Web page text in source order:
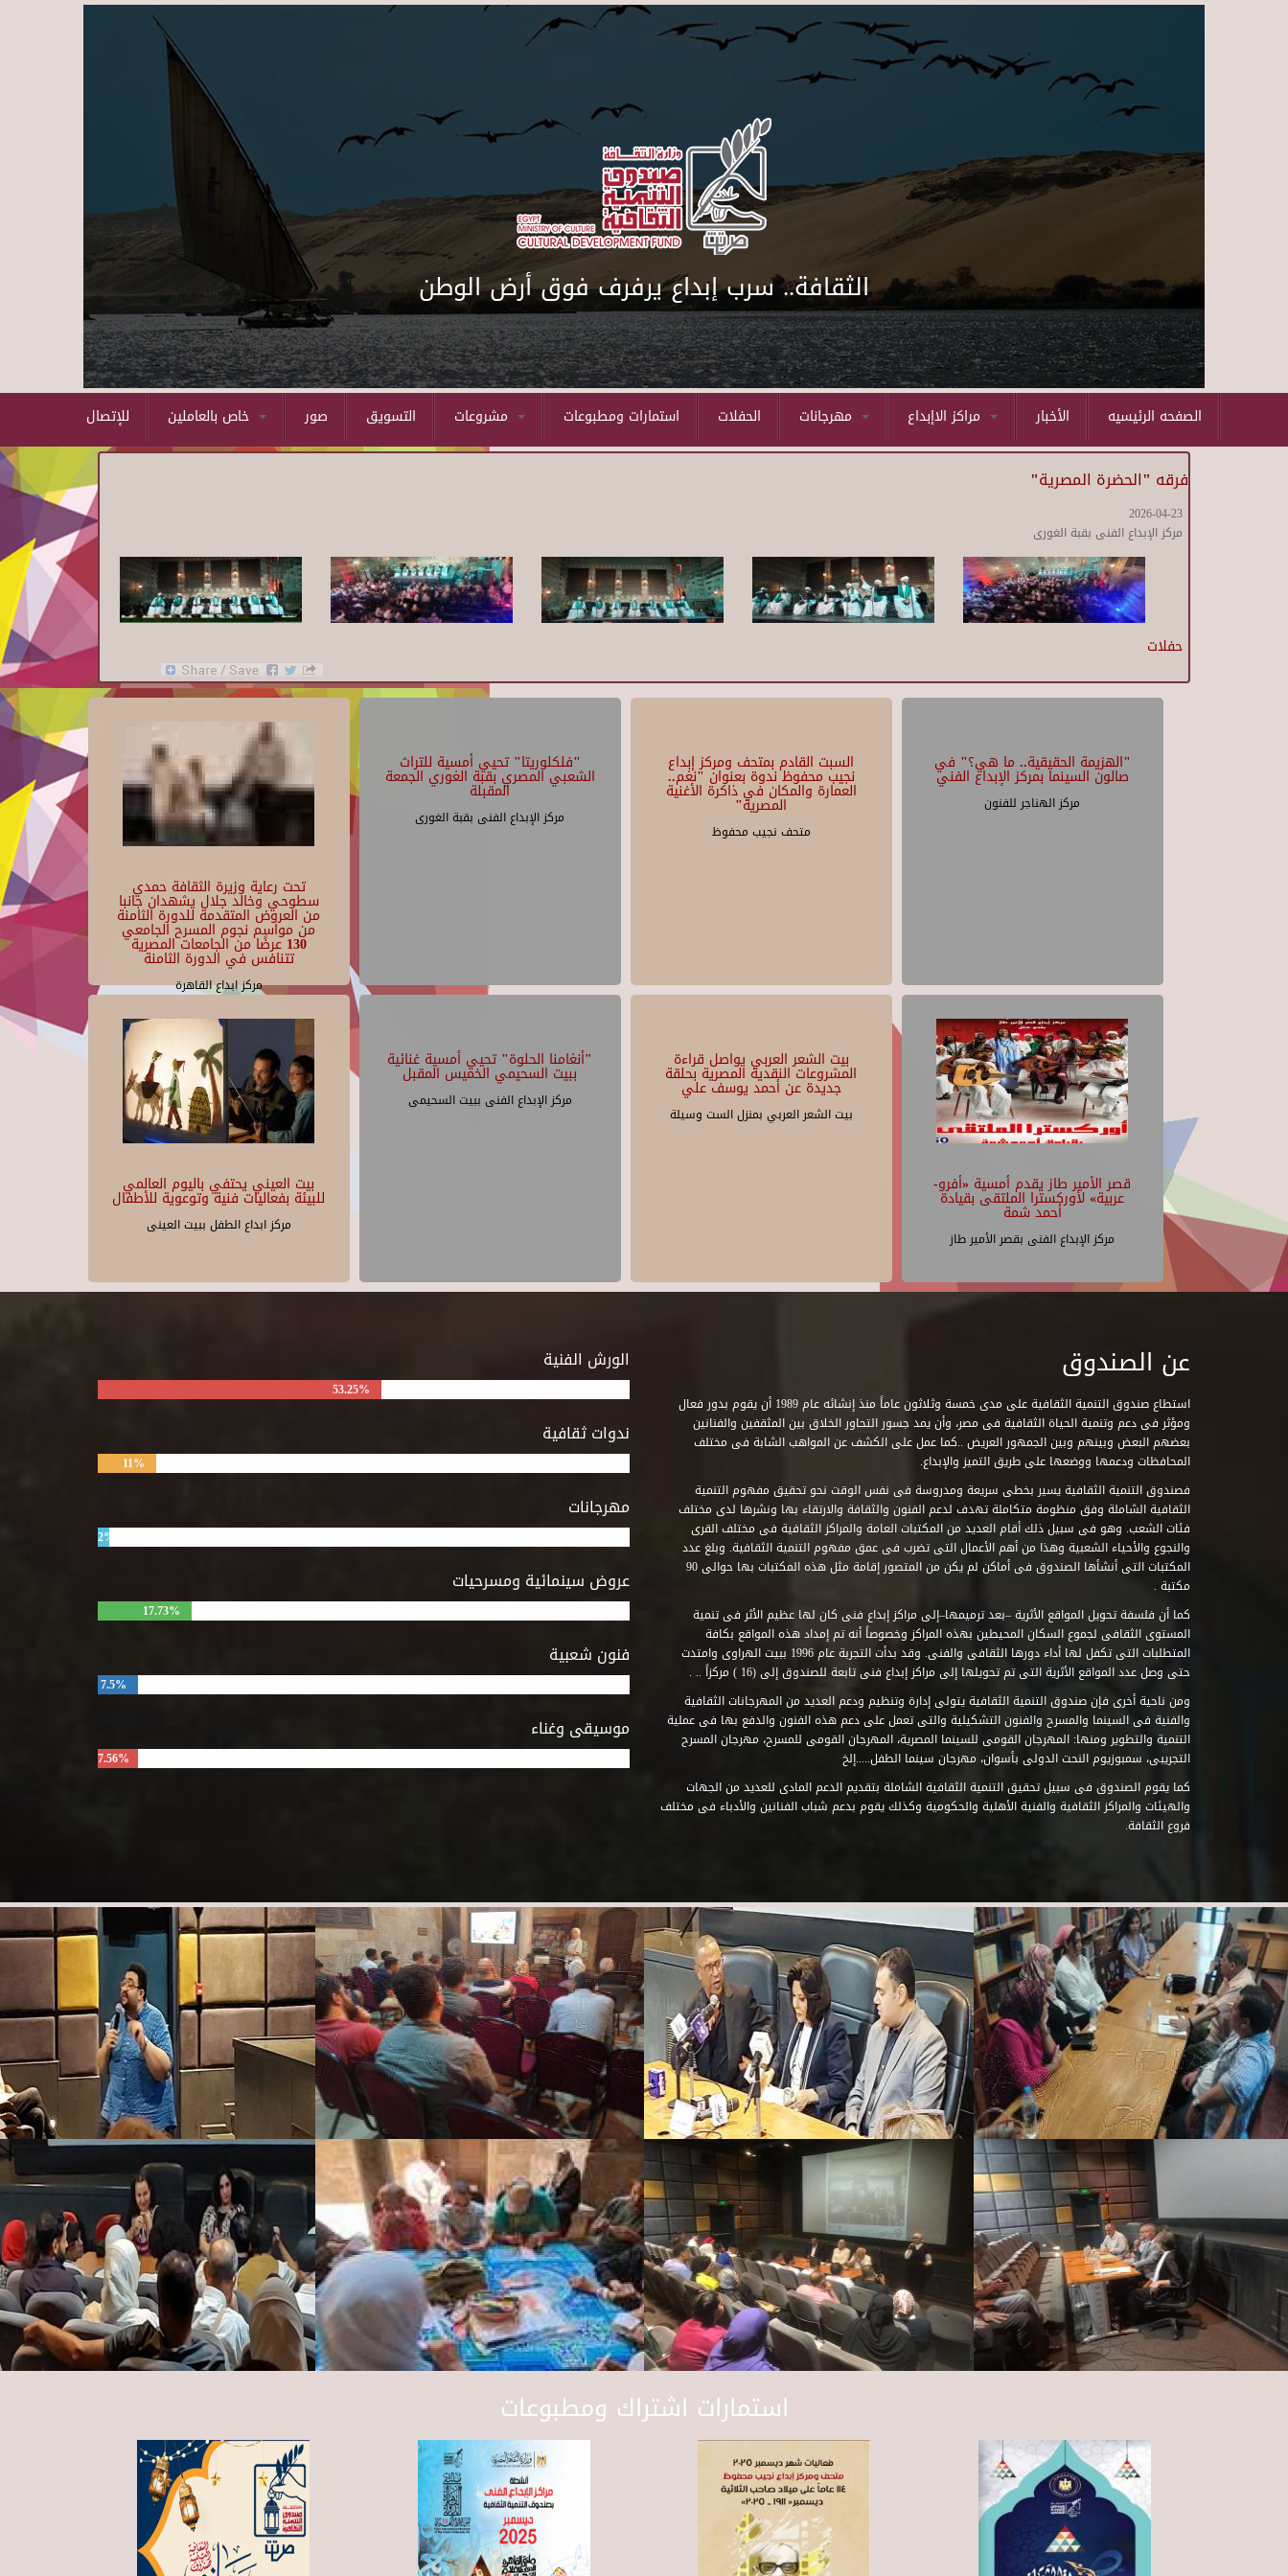
Skip to main content
الثقافة.. سرب إبداع يرفرف فوق أرض الوطن
للإتصال صور التسويق استمارات ومطبوعات الحفلات الأخبار الصفحه الرئيسيه
فرقه "الحضرة المصرية"
2026-04-23
مركز الإبداع الفنى بقبة الغورى
حفلات
تحت رعاية وزيرة الثقافة حمدي
سطوحي وخالد جلال يشهدان جانبا
من العروض المتقدمة للدورة الثامنة
من مواسم نجوم المسرح الجامعي
130 عرضًا من الجامعات المصرية
تتنافس في الدورة الثامنة
مركز ابداع القاهرة
"فلكلوريتا" تحيي أمسية للتراث
الشعبي المصري بقبة الغوري الجمعة
المقبلة
مركز الإبداع الفنى بقبة الغورى
السبت القادم بمتحف ومركز إبداع
نجيب محفوظ ندوة بعنوان "نغم..
العمارة والمكان في ذاكرة الأغنية
المصرية"
متحف نجيب محفوظ
"الهزيمة الحقيقية.. ما هي؟" في
صالون السينما بمركز الإبداع الفني
مركز الهناجر للفنون
بيت العيني يحتفي باليوم العالمي
للبيئة بفعاليات فنية وتوعوية للأطفال
مركز ابداع الطفل ببيت العينى
"أنغامنا الحلوة" تحيي أمسية غنائية
ببيت السحيمي الخميس المقبل
مركز الإبداع الفنى ببيت السحيمى
بيت الشعر العربي يواصل قراءة
المشروعات النقدية المصرية بحلقة
جديدة عن أحمد يوسف علي
بيت الشعر العربي بمنزل الست وسيلة
قصر الأمير طاز يقدم أمسية «أفرو-
عربية» لأوركسترا الملتقى بقيادة
أحمد شمة
مركز الإبداع الفنى بقصر الأمير طاز
الورش الفنية
53.25%
ندوات ثقافية
11%
مهرجانات
2%
عروض سينمائية ومسرحيات
17.73%
فنون شعبية
7.5%
موسيقى وغناء
7.56%
عن الصندوق
استطاع صندوق التنمية الثقافية على مدى خمسة وثلاثون عاماً منذ إنشائه عام 1989 أن يقوم بدور فعال
ومؤثر فى دعم وتنمية الحياة الثقافية فى مصر، وأن يمد جسور التحاور الخلاق بين المثقفين والفنانين
بعضهم البعض وبينهم وبين الجمهور العريض ..كما عمل على الكشف عن المواهب الشابة فى مختلف
المحافظات ودعمها ووضعها على طريق التميز والإبداع.
فصندوق التنمية الثقافية يسير بخطى سريعة ومدروسة فى نفس الوقت نحو تحقيق مفهوم التنمية
الثقافية الشاملة وفق منظومة متكاملة تهدف لدعم الفنون والثقافة والارتقاء بها ونشرها لدى مختلف
فئات الشعب. وهو فى سبيل ذلك أقام العديد من المكتبات العامة والمراكز الثقافية فى مختلف القرى
والنجوع والأحياء الشعبية وهذا من أهم الأعمال التى تضرب فى عمق مفهوم التنمية الثقافية. وبلغ عدد
المكتبات التى أنشأها الصندوق فى أماكن لم يكن من المتصور إقامة مثل هذه المكتبات بها حوالى 90
مكتبة .
كما أن فلسفة تحويل المواقع الأثرية –بعد ترميمها–إلى مراكز إبداع فنى كان لها عظيم الأثر فى تنمية
المستوى الثقافى لجموع السكان المحيطين بهذه المراكز وخصوصاً أنه تم إمداد هذه المواقع بكافة
المتطلبات التى تكفل لها أداء دورها الثقافى والفنى. وقد بدأت التجربة عام 1996 ببيت الهراوى وامتدت
حتى وصل عدد المواقع الأثرية التى تم تحويلها إلى مراكز إبداع فنى تابعة للصندوق إلى (16 ) مركزاً .. .
ومن ناحية أخرى فإن صندوق التنمية الثقافية يتولى إدارة وتنظيم ودعم العديد من المهرجانات الثقافية
والفنية فى السينما والمسرح والفنون التشكيلية والتى تعمل على دعم هذه الفنون والدفع بها فى عملية
التنمية والتطوير ومنها: المهرجان القومى للسينما المصرية، المهرجان القومى للمسرح، مهرجان المسرح
التجريبى، سمبوزيوم النحت الدولى بأسوان، مهرجان سينما الطفل.....إلخ
كما يقوم الصندوق فى سبيل تحقيق التنمية الثقافية الشاملة بتقديم الدعم المادى للعديد من الجهات
والهيئات والمراكز الثقافية والفنية الأهلية والحكومية وكذلك يقوم بدعم شباب الفنانين والأدباء فى مختلف
فروع الثقافة.
استمارات اشتراك ومطبوعات